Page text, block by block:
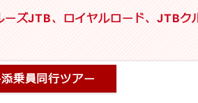
ズJTB、ロイヤルロード、JTBク
乗員同行ツアー